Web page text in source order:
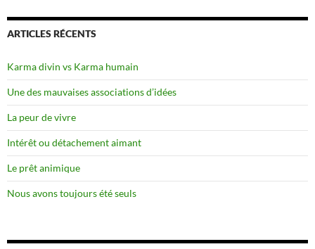
ARTICLES RÉCENTS
Karma divin vs Karma humain
Une des mauvaises associations d’idées
La peur de vivre
Intérêt ou détachement aimant
Le prêt animique
Nous avons toujours été seuls